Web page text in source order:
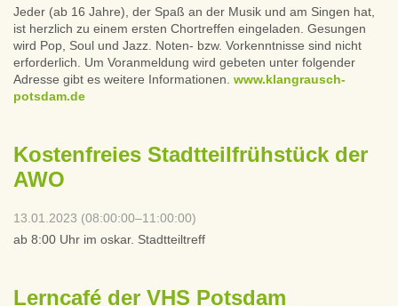
Jeder (ab 16 Jahre), der Spaß an der Musik und am Singen hat,
ist herzlich zu einem ersten Chortreffen eingeladen. Gesungen
wird Pop, Soul und Jazz. Noten- bzw. Vorkenntnisse sind nicht
erforderlich. Um Voranmeldung wird gebeten unter folgender
Adresse gibt es weitere Informationen. www.klangrausch-
potsdam.de
Kostenfreies Stadtteilfrühstück der
AWO
13.01.2023 (08:00:00–11:00:00)
ab 8:00 Uhr im oskar. Stadtteiltreff
Lerncafé der VHS Potsdam